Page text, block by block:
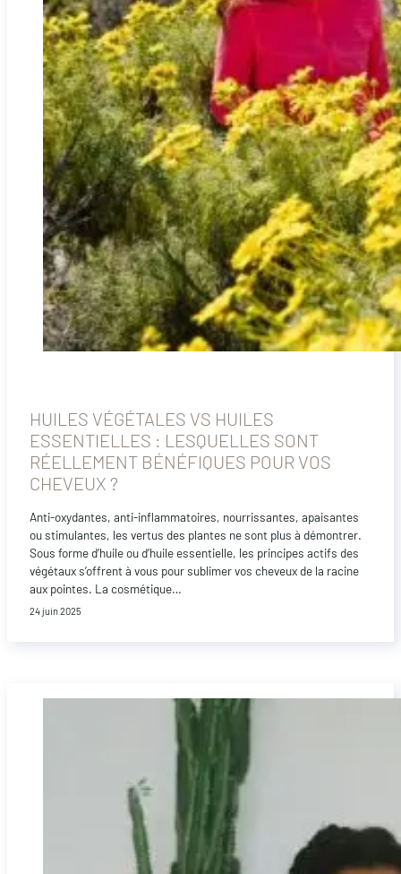
HUILES VÉGÉTALES VS HUILES
ESSENTIELLES : LESQUELLES SONT
RÉELLEMENT BÉNÉFIQUES POUR VOS
CHEVEUX ?
Anti-oxydantes, anti-inflammatoires, nourrissantes, apaisantes
ou stimulantes, les vertus des plantes ne sont plus à démontrer.
Sous forme d’huile ou d’huile essentielle, les principes actifs des
végétaux s’offrent à vous pour sublimer vos cheveux de la racine
aux pointes. La cosmétique…
24 juin 2025